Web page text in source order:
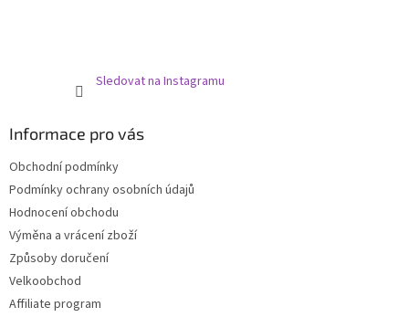
Sledovat na Instagramu
Informace pro vás
Obchodní podmínky
Podmínky ochrany osobních údajů
Hodnocení obchodu
Výměna a vrácení zboží
Způsoby doručení
Velkoobchod
Affiliate program